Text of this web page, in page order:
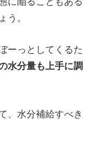
う。
ーっとしてくるた
水分量も上手に調
、水分補給すべき